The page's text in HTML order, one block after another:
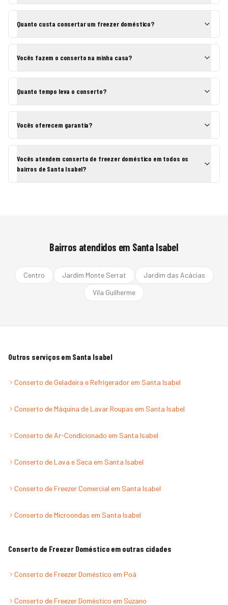
Quanto custa consertar um freezer doméstico?
Vocês fazem o conserto na minha casa?
Quanto tempo leva o conserto?
Vocês oferecem garantia?
Vocês atendem conserto de freezer doméstico em todos os
bairros de Santa Isabel?
Bairros atendidos em Santa Isabel
Centro Jardim Monte Serrat
Jardim das Acácias
Vila Guilherme
Outros serviços em Santa Isabel
Conserto de Geladeira e Refrigerador em Santa Isabel
Conserto de Máquina de Lavar Roupas em Santa Isabel
Conserto de Ar-Condicionado em Santa Isabel
Conserto de Lava e Seca em Santa Isabel
Conserto de Freezer Comercial em Santa Isabel
Conserto de Microondas em Santa Isabel
Conserto de Freezer Doméstico em outras cidades
Conserto de Freezer Doméstico em Poá
Conserto de Freezer Doméstico em Suzano